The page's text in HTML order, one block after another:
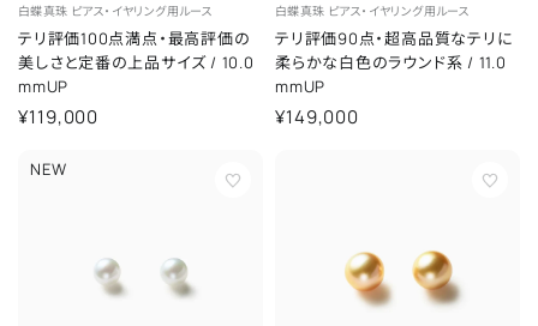
白蝶真珠 ピアス・イヤリング用ルース
テリ評価100点満点・最高評価の
美しさと定番の上品サイズ/ 10.0
mmUP
¥119,000
白蝶真珠 ピアス・イヤリング用ルース
テリ評価90点・超高品質なテリに
柔らかな白色のラウンド系 / 11.0
mmUP
¥149,000
NEW